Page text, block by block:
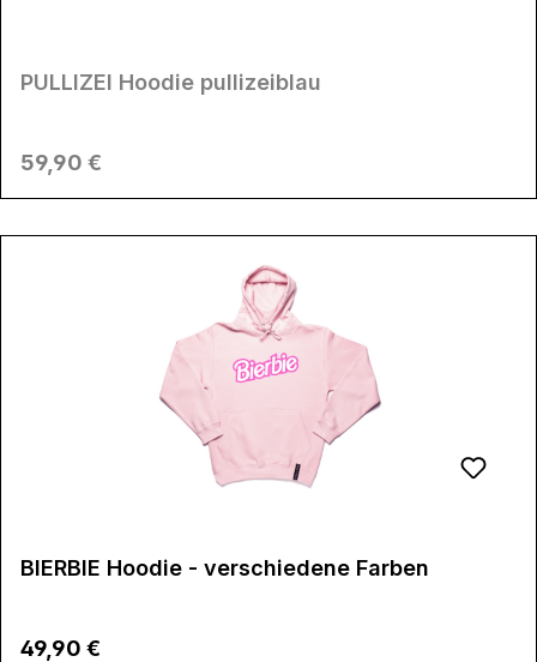
PULLIZEI Hoodie pullizeiblau
Regulärer Preis:
59,90 €
BIERBIE Hoodie - verschiedene Farben
Regulärer Preis:
49,90 €